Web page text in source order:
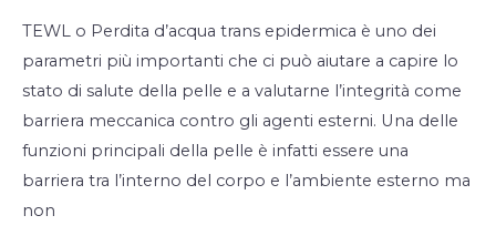
TEWL o Perdita d’acqua trans epidermica è uno dei
parametri più importanti che ci può aiutare a capire lo
stato di salute della pelle e a valutarne l’integrità come
barriera meccanica contro gli agenti esterni. Una delle
funzioni principali della pelle è infatti essere una
barriera tra l’interno del corpo e l’ambiente esterno ma
non
Loss